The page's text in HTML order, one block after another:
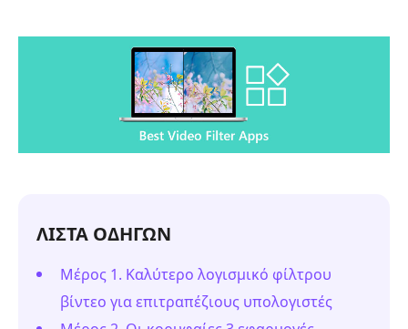
ΛΙΣΤΑ ΟΔΗΓΩΝ
Μέρος 1. Καλύτερο λογισμικό φίλτρου
βίντεο για επιτραπέζιους υπολογιστές